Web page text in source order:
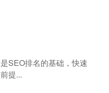
SEO排名的基础，快速
提...